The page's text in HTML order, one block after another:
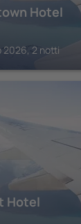
Hotel
2026, 2 notti
Hotel